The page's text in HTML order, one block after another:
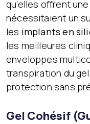
qu’elles offrent
nécessitaient un
les implants en
les meilleures
enveloppes
transpiration du
protection sans
Gel Cohésif